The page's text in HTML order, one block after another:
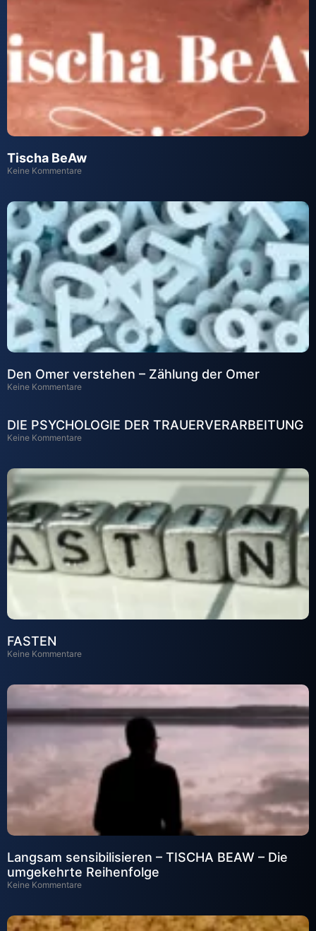
Tischa BeAw
Keine Kommentare
Den Omer verstehen – Zählung der Omer
Keine Kommentare
DIE PSYCHOLOGIE DER TRAUERVERARBEITUNG
Keine Kommentare
FASTEN
Keine Kommentare
Langsam sensibilisieren – TISCHA BEAW – Die
umgekehrte Reihenfolge
Keine Kommentare